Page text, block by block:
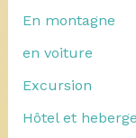
En montagne
en voiture
Excursion
Hôtel et